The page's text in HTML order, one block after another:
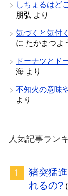
しちょるはど
朋弘 より
気づくと気付
に たかまつよ
ドーナツとド
海 より
不知火の意味
より
人気記事ラン
猪突猛
れるの?